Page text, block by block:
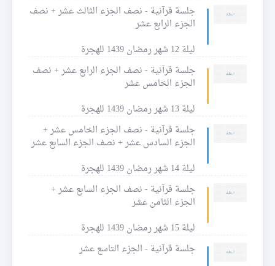
جلسة قرآنية - نصف الجزء الثالث عشر + نصف
الجزء الرابع عشر
ليلة 12 شهر رمضان 1439 للهجرة
جلسة قرآنية - نصف الجزء الرابع عشر + نصف
الجزء الخامس عشر
ليلة 13 شهر رمضان 1439 للهجرة
جلسة قرآنية - نصف الجزء الخامس عشر +
الجزء السادس عشر + نصف الجزء السابع عشر
ليلة 14 شهر رمضان 1439 للهجرة
جلسة قرآنية - نصف الجزء السابع عشر +
الجزء الثامن عشر
ليلة 15 شهر رمضان 1439 للهجرة
جلسة قرآنية - الجزء التاسع عشر